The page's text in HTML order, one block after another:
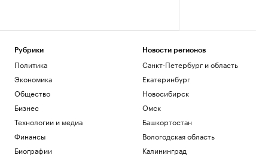
Рубрики
Политика
Экономика
Общество
Бизнес
Технологии и медиа
Финансы
Биографии
Новости регионов
Санкт-Петербург и область
Екатеринбург
Новосибирск
Омск
Башкортостан
Вологодская область
Калининград